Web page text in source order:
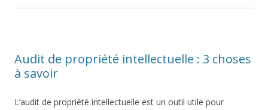
Audit de propriété intellectuelle : 3 choses
à savoir
L’audit de propriété intellectuelle est un outil utile pour